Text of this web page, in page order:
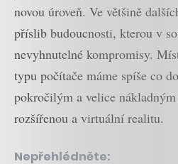
novou úroveň. Ve většině
příslib budoucnosti, kterou v
nevyhnutelné kompromisy.
typu počítače máme spíše co
pokročilým a velice nákladným
rozšířenou a virtuální realitu.
Nepřehlédněte: